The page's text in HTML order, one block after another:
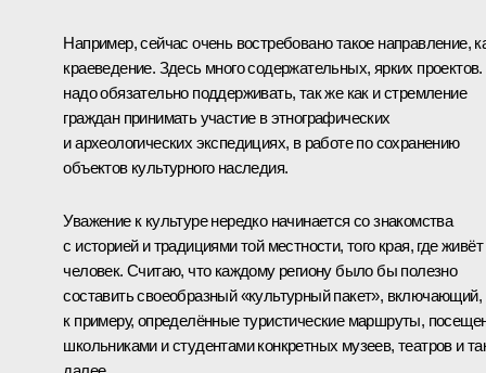
Например, сейчас очень востребовано такое направление,
краеведение. Здесь много содержательных, ярких
надо обязательно поддерживать, так же как и стремление
граждан принимать участие в этнографических
и археологических экспедициях, в работе по сохранению
объектов культурного наследия.
Уважение к культуре нередко начинается со знакомства
с историей и традициями той местности, того края, где живёт
человек. Считаю, что каждому региону было бы полезно
составить своеобразный «культурный пакет», включающий,
к примеру, определённые туристические маршруты,
школьниками и студентами конкретных музеев, театров и